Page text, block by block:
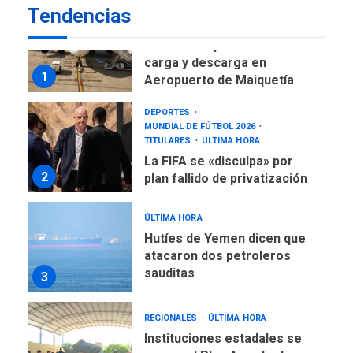
Tendencias
1
carga y descarga en
Aeropuerto de Maiquetía
2
DEPORTES
MUNDIAL DE FÚTBOL 2026
TITULARES
ÚLTIMA HORA
La FIFA se «disculpa» por
plan fallido de privatización
3
ÚLTIMA HORA
Hutíes de Yemen dicen que
atacaron dos petroleros
sauditas
REGIONALES ÚLTIMA HORA
Instituciones estadales se